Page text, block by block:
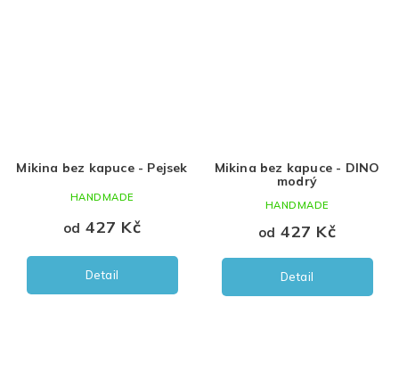
Mikina bez kapuce - Pejsek
od 427 Kč
Detail
HANDMADE
Mikina bez kapuce - DINO
modrý
od 427 Kč
Detail
HANDMADE